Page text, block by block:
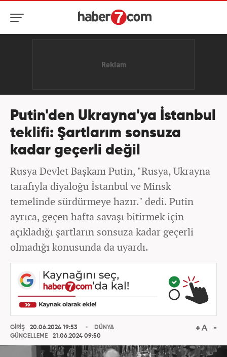
Putin'den Ukrayna'ya İstanbul
teklifi: Şartlarım sonsuza
kadar geçerli değil
Rusya Devlet Başkanı Putin, "Rusya, Ukrayna
tarafıyla diyaloğu İstanbul ve Minsk
temelinde sürdürmeye hazır." dedi. Putin
ayrıca, geçen hafta savaşı bitirmek için
açıkladığı şartların sonsuza kadar geçerli
olmadığı konusunda da uyardı.
GİRİŞ
20.06.2024 19:53
GÜNCELLEME
21.06.2024 09:50
DÜNYA